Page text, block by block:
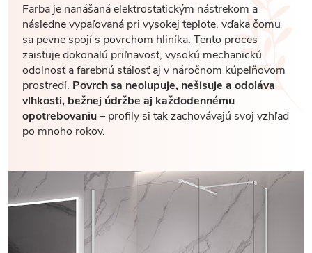
Farba je nanášaná elektrostatickým nástrekom a
následne vypaľovaná pri vysokej teplote, vďaka čomu
sa pevne spojí s povrchom hliníka. Tento proces
zaisťuje dokonalú priľnavosť, vysokú mechanickú
odolnosť a farebnú stálosť aj v náročnom kúpeľňovom
prostredí. Povrch sa neolupuje, nešisuje a odoláva
vlhkosti, bežnej údržbe aj každodennému
opotrebovaniu– profily si tak zachovávajú svoj vzhľad
po mnoho rokov.